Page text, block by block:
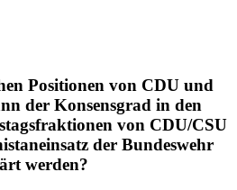
Positionen von CDU und
der Konsensgrad in den
von CDU/CSU
der Bundeswehr
werden?